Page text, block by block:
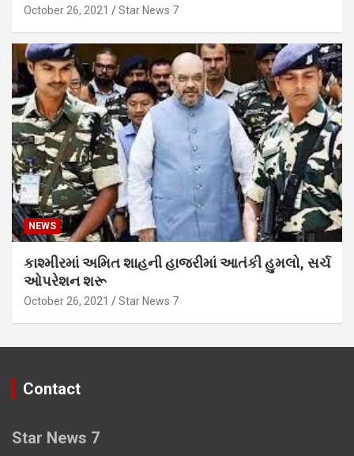
October 26, 2021 Star News 7
NEWS
કાશ્મીરમાં અમિત શાહની હાજરીમાં આતંકી હુમલો, સર્ચ
ઓપરેશન શરૂ
October 26, 2021 Star News 7
Contact
Star News 7